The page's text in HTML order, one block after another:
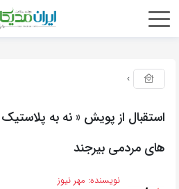
استقبال از پویش « نه به
های مردمی بیرجند
نویسنده: مهر نیوز